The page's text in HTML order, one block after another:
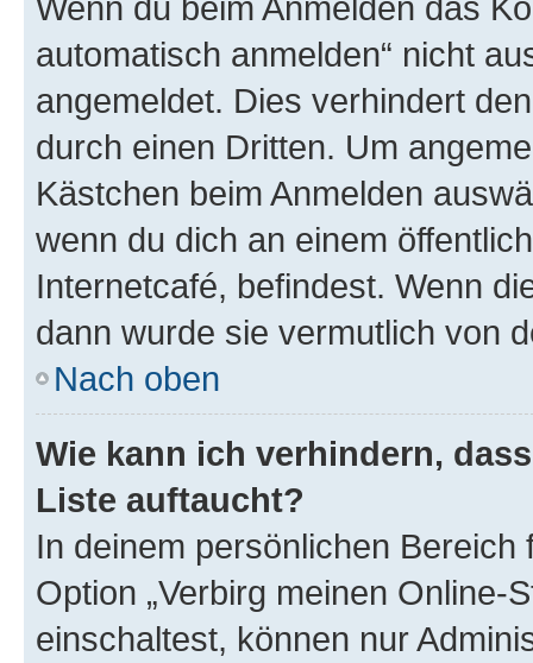
automatisch anmelden“ nicht
angemeldet. Dies verhindert
durch einen Dritten. Um
Kästchen beim Anmelden
wenn du dich an einem
Internetcafé, befindest. Wenn
dann wurde sie vermutlich von
Nach oben
Wie kann ich verhindern,
Liste auftaucht?
In deinem persönlichen
Option „Verbirg meinen Online-
einschaltest, können nur